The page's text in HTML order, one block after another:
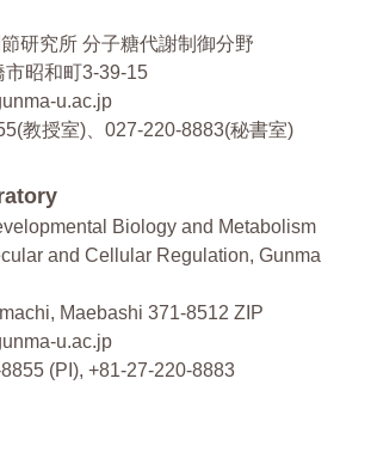
研究所 分子糖代謝制御分野
市昭和町3-39-15
u.ac.jp
教授室)、027-220-8883(秘書室)
Biology and Metabolism
and Cellular Regulation, Gunma
Maebashi 371-8512 ZIP
u.ac.jp
(PI), +81-27-220-8883